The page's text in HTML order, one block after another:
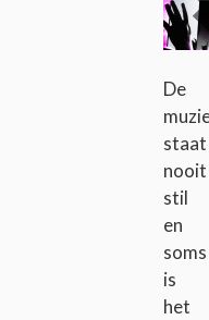
De
staat
nooit
stil
en
soms
is
het